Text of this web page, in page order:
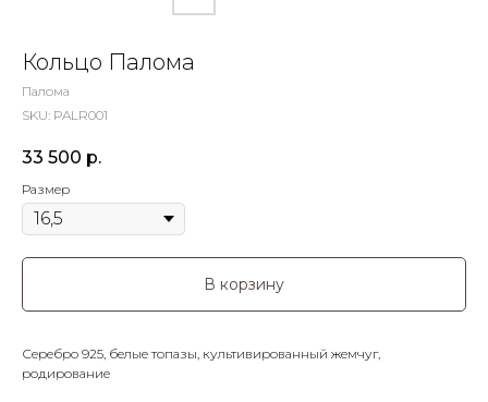
Кольцо Палома
Палома
SKU: PALR001
33 500 р.
Размер
В корзину
Серебро 925, белые топазы, культивированный жемчуг,
родирование